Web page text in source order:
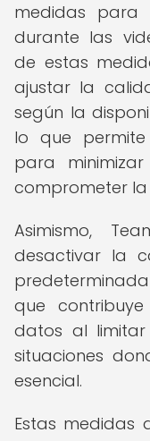
medidas
durante las
de estas
ajustar la
según la
lo que
para
comprometer la
Asimismo,
desactivar la
que
datos al
situaciones
esencial.
Estas medidas